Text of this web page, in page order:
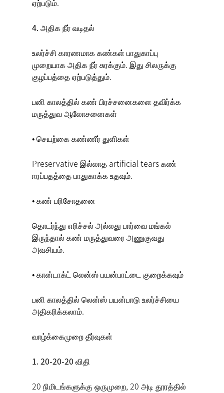
4. அதிக நீர் வடிதல்
உலர்ச்சி காரணமாக கண்கள் பாதுகாப்பு
முறையாக அதிக நீர் சுரக்கும். இது சிலருக்கு
குழப்பத்தை ஏற்படுத்தும்.
பனி காலத்தில் கண் பிரச்சனைகளை தவிர்க்க
மருத்துவ ஆலோசனைகள்
• செயற்கை கண்ணீர் துளிகள்
Preservative இல்லாத artificial tears கண்
ஈரப்பதத்தை பாதுகாக்க உதவும்.
• கண் பரிசோதனை
தொடர்ந்து எரிச்சல் அல்லது பார்வை மங்கல்
இருந்தால் கண் மருத்துவரை அணுகுவது
அவசியம்.
• கான்டாக்ட் லென்ஸ் பயன்பாட்டை குறைக்கவும்
பனி காலத்தில் லென்ஸ் பயன்பாடு உலர்ச்சியை
அதிகரிக்கலாம்.
வாழ்க்கைமுறை தீர்வுகள்
1. 20-20-20 விதி
20 நிமிடங்களுக்கு ஒருமுறை, 20 அடி தூரத்தில்